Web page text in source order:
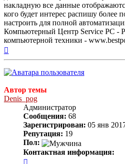
накладную все данные
кого будет интерес распишу более
настроить для полной
Компьютерный Центр Service PC -
компьютерной техники -
к
началу
Автор темы
Denis_pog
Администратор
Сообщения: 68
Зарегистрирован: 05 янв
Репутация: 19
Пол:
Контактная информация: